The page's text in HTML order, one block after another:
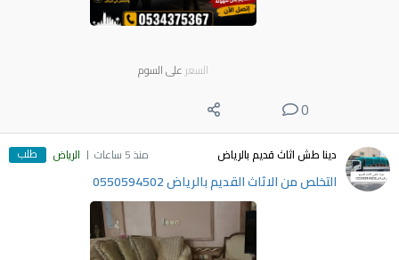
السعر على السوم
0
دينا طش اثاث قديم بالرياض منذ 5 ساعات الرياض طلب
التخلص من الاثاث القديم بالرياض 0550594502